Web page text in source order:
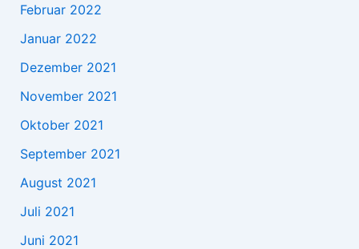
Februar 2022
Januar 2022
Dezember 2021
November 2021
Oktober 2021
September 2021
August 2021
Juli 2021
Juni 2021